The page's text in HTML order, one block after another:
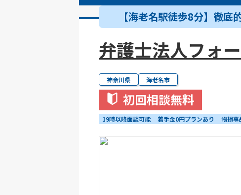
【海老名駅徒歩8分】徹
弁護士法人フォ
神奈川県 海老名市
初回相談無料
19時以降面談可能 着手金0円プランあり 物損事